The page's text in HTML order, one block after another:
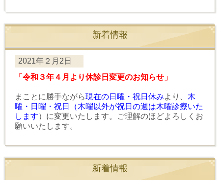
新着情報
2021年２月2日
「令和３年４月より休診日変更のお知らせ」
まことに勝手ながら現在の日曜・祝日休みより、 木
曜・日曜・祝日（木曜以外が祝日の週は木曜診療いた
します）に変更いたします。ご理解のほどよろしくお
願いいたします。
新着情報